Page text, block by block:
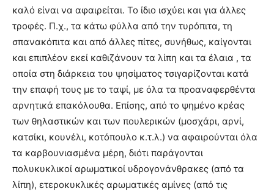
καλό είναι να αφαιρείται. Το ίδιο ισχύει και για άλλες
τροφές. Π.χ., τα κάτω φύλλα από την τυρόπιτα, τη
σπανακόπιτα και από άλλες πίτες, συνήθως, καίγονται
και επιπλέον εκεί καθιζάνουν τα λίπη και τα έλαια , τα
οποία στη διάρκεια του ψησίματος τσιγαρίζονται κατά
την επαφή τους με το ταψί, με όλα τα προαναφερθέντα
αρνητικά επακόλουθα. Επίσης, από το ψημένο κρέας
των θηλαστικών και των πουλερικών (μοσχάρι, αρνί,
κατσίκι, κουνέλι, κοτόπουλο κ.τ.λ.) να αφαιρούνται όλα
τα καρβουνιασμένα μέρη, διότι παράγονται
πολυκυκλικοί αρωματικοί υδρογονάνθρακες (από τα
λίπη), ετεροκυκλικές αρωματικές αμίνες (από τις